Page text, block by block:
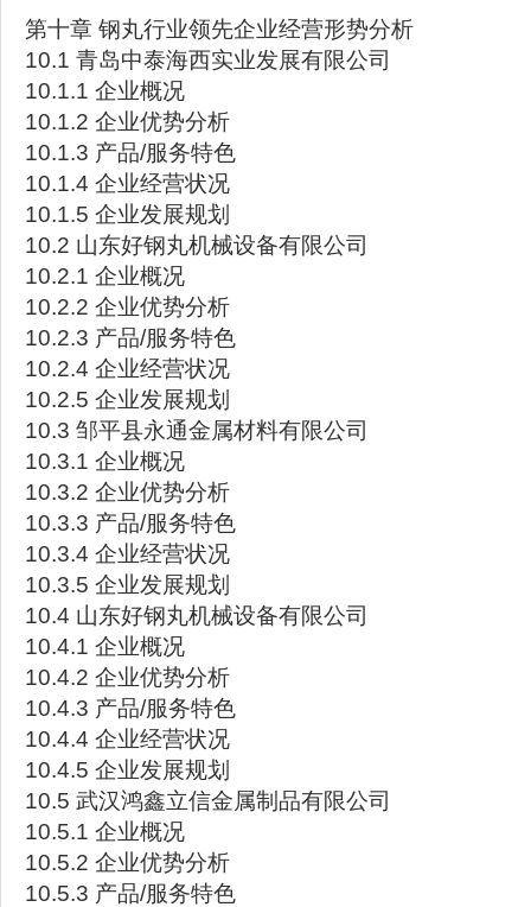
第十章 钢丸行业领先企业经营形势分析
10.1 青岛中泰海西实业发展有限公司
10.1.1 企业概况
10.1.2 企业优势分析
10.1.3 产品/服务特色
10.1.4 企业经营状况
10.1.5 企业发展规划
10.2 山东好钢丸机械设备有限公司
10.2.1 企业概况
10.2.2 企业优势分析
10.2.3 产品/服务特色
10.2.4 企业经营状况
10.2.5 企业发展规划
10.3 邹平县永通金属材料有限公司
10.3.1 企业概况
10.3.2 企业优势分析
10.3.3 产品/服务特色
10.3.4 企业经营状况
10.3.5 企业发展规划
10.4 山东好钢丸机械设备有限公司
10.4.1 企业概况
10.4.2 企业优势分析
10.4.3 产品/服务特色
10.4.4 企业经营状况
10.4.5 企业发展规划
10.5 武汉鸿鑫立信金属制品有限公司
10.5.1 企业概况
10.5.2 企业优势分析
10.5.3 产品/服务特色